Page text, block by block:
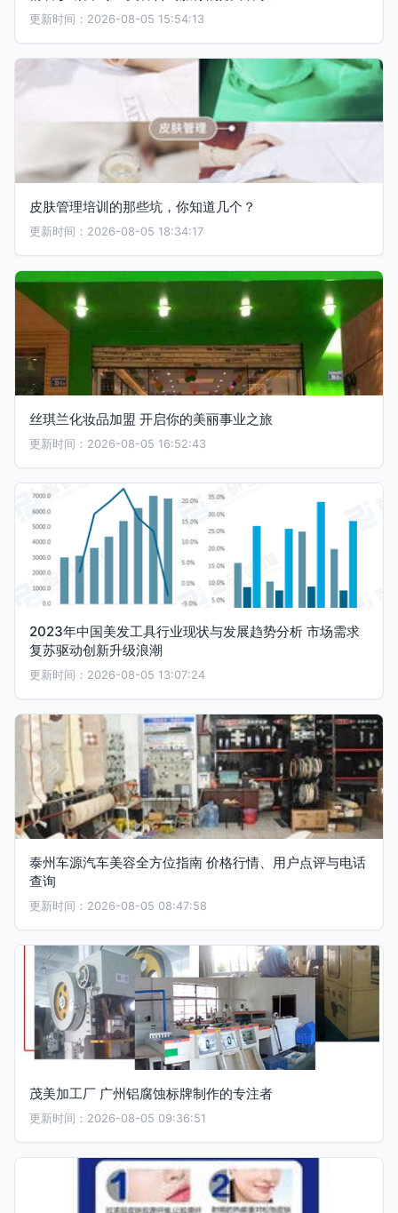
更新时间：2026-08-05 15:54:13
皮肤管理培训的那些坑，你知道几个？
更新时间：2026-08-05 18:34:17
丝琪兰化妆品加盟 开启你的美丽事业之旅
更新时间：2026-08-05 16:52:43
2023年中国美发工具行业现状与发展趋势分析 市场需求
复苏驱动创新升级浪潮
更新时间：2026-08-05 13:07:24
泰州车源汽车美容全方位指南 价格行情、用户点评与电话
查询
更新时间：2026-08-05 08:47:58
茂美加工厂 广州铝腐蚀标牌制作的专注者
更新时间：2026-08-05 09:36:51